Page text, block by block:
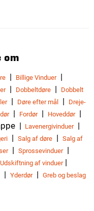
om
| Billige Vinduer|
| Dobbeltdøre|
Dobbelt
| Døre efter mål |
Dreje-
| Fordør| Hoveddør|
| Lavenergivinduer|
| Salg af døre| Salg af
| Sprossevinduer|
Udskiftning af vinduer|
| Yderdør| Greb og beslag